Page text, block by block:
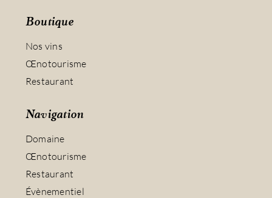
Boutique
Nos vins
Œnotourisme
Restaurant
Navigation
Domaine
Œnotourisme
Restaurant
Évènementiel